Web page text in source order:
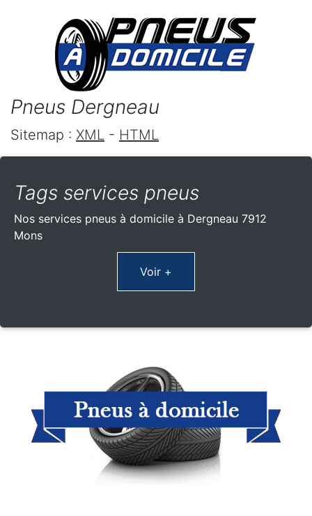
Pneus Dergneau
Sitemap : XML - HTML
Tags services pneus
Nos services pneus à domicile à Dergneau 7912
Mons
Voir +